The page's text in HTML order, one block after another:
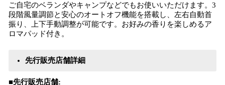
ご自宅のベランダやキャンプなどでもお使いいただけます。3
段階風量調節と安心のオートオフ機能を搭載し、左右自動首
振り、上下手動調整が可能です。お好みの香りを楽しめるア
ロマパッド付き。
先行販売店舗詳細
■先行販売店舗: